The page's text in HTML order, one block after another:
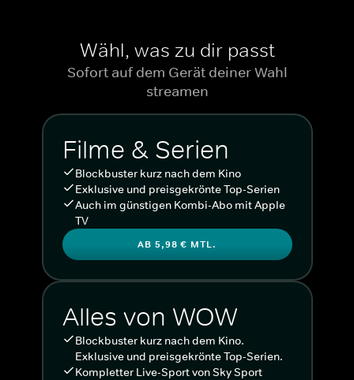
Wähl, was zu dir passt
Sofort auf dem Gerät deiner Wahl
streamen
Filme & Serien
Blockbuster kurz nach dem Kino
Exklusive und preisgekrönte Top-Serien
Auch im günstigen Kombi-Abo mit Apple
TV
AB 5,98 € MTL.
Alles von WOW
Blockbuster kurz nach dem Kino.
Exklusive und preisgekrönte Top-Serien.
Kompletter Live-Sport von Sky Sport